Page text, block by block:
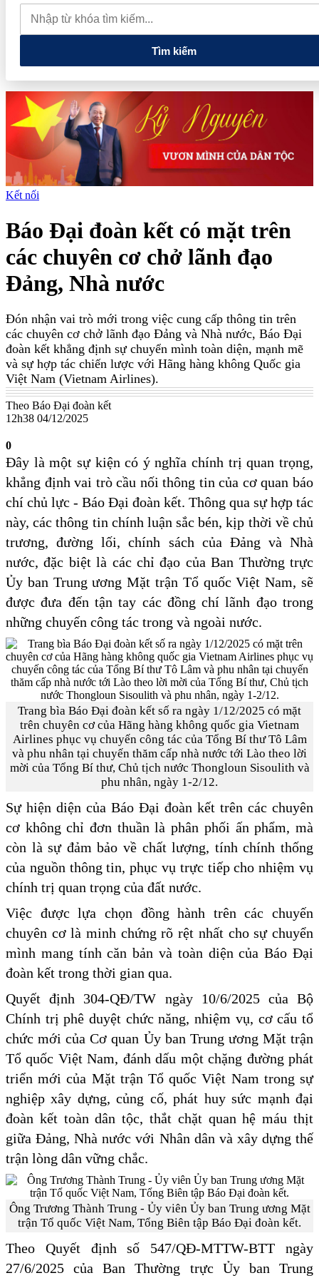
muốn mở rộng hợp tác công nghệ cao tại Đồng Nai
Từ hệ sinh
thái tài chính đến tham vọng năng lượng: T&T Group đang tạo
"đòn bẩy vốn" như thế nào?
Tìm kiếm
Kết nối
Báo Đại đoàn kết có mặt trên
các chuyên cơ chở lãnh đạo
Đảng, Nhà nước
Đón nhận vai trò mới trong việc cung cấp thông tin trên
các chuyên cơ chở lãnh đạo Đảng và Nhà nước, Báo Đại
đoàn kết khẳng định sự chuyển mình toàn diện, mạnh mẽ
và sự hợp tác chiến lược với Hãng hàng không Quốc gia
Việt Nam (Vietnam Airlines).
Theo Báo Đại đoàn kết
12h38 04/12/2025
0
Đây là một sự kiện có ý nghĩa chính trị quan trọng,
khẳng định vai trò cầu nối thông tin của cơ quan báo
chí chủ lực - Báo Đại đoàn kết. Thông qua sự hợp tác
này, các thông tin chính luận sắc bén, kịp thời về chủ
trương, đường lối, chính sách của Đảng và Nhà
nước, đặc biệt là các chỉ đạo của Ban Thường trực
Ủy ban Trung ương Mặt trận Tổ quốc Việt Nam, sẽ
được đưa đến tận tay các đồng chí lãnh đạo trong
những chuyến công tác trong và ngoài nước.
Trang bìa Báo Đại đoàn kết số ra ngày 1/12/2025 có mặt
trên chuyên cơ của Hãng hàng không quốc gia Vietnam
Airlines phục vụ chuyến công tác của Tổng Bí thư Tô Lâm
và phu nhân tại chuyến thăm cấp nhà nước tới Lào theo lời
mời của Tổng Bí thư, Chủ tịch nước Thongloun Sisoulith và
phu nhân, ngày 1-2/12.
Sự hiện diện của Báo Đại đoàn kết trên các chuyên
cơ không chỉ đơn thuần là phân phối ấn phẩm, mà
còn là sự đảm bảo về chất lượng, tính chính thống
của nguồn thông tin, phục vụ trực tiếp cho nhiệm vụ
chính trị quan trọng của đất nước.
Việc được lựa chọn đồng hành trên các chuyến
chuyên cơ là minh chứng rõ rệt nhất cho sự chuyển
mình mang tính căn bản và toàn diện của Báo Đại
đoàn kết trong thời gian qua.
Quyết định 304-QĐ/TW ngày 10/6/2025 của Bộ
Chính trị phê duyệt chức năng, nhiệm vụ, cơ cấu tổ
chức mới của Cơ quan Ủy ban Trung ương Mặt trận
Tổ quốc Việt Nam, đánh dấu một chặng đường phát
triển mới của Mặt trận Tổ quốc Việt Nam trong sự
nghiệp xây dựng, củng cố, phát huy sức mạnh đại
đoàn kết toàn dân tộc, thắt chặt quan hệ máu thịt
giữa Đảng, Nhà nước với Nhân dân và xây dựng thế
trận lòng dân vững chắc.
Ông Trương Thành Trung - Ủy viên Ủy ban Trung ương Mặt
trận Tổ quốc Việt Nam, Tổng Biên tập Báo Đại đoàn kết.
Theo Quyết định số 547/QĐ-MTTW-BTT ngày
27/6/2025 của Ban Thường trực Ủy ban Trung